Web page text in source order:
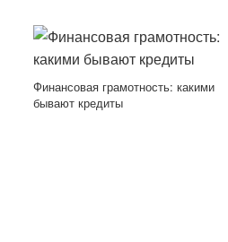
Финансовая грамотность: какими
бывают кредиты